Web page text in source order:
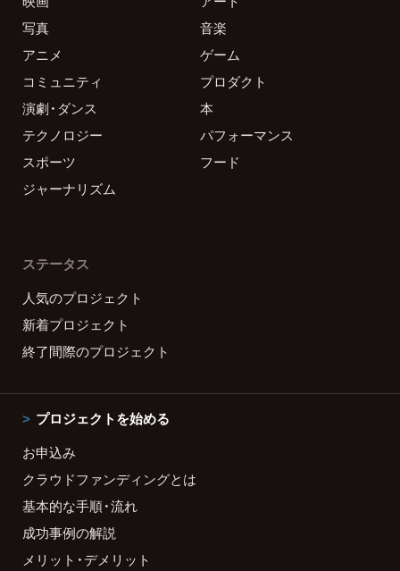
写真
音楽
アニメ
ゲーム
コミュニティ
プロダクト
演劇・ダンス
本
テクノロジー
パフォーマンス
スポーツ
フード
ジャーナリズム
ステータス
人気のプロジェクト
新着プロジェクト
終了間際のプロジェクト
プロジェクトを始める
お申込み
クラウドファンディングとは
基本的な手順・流れ
成功事例の解説
メリット・デメリット